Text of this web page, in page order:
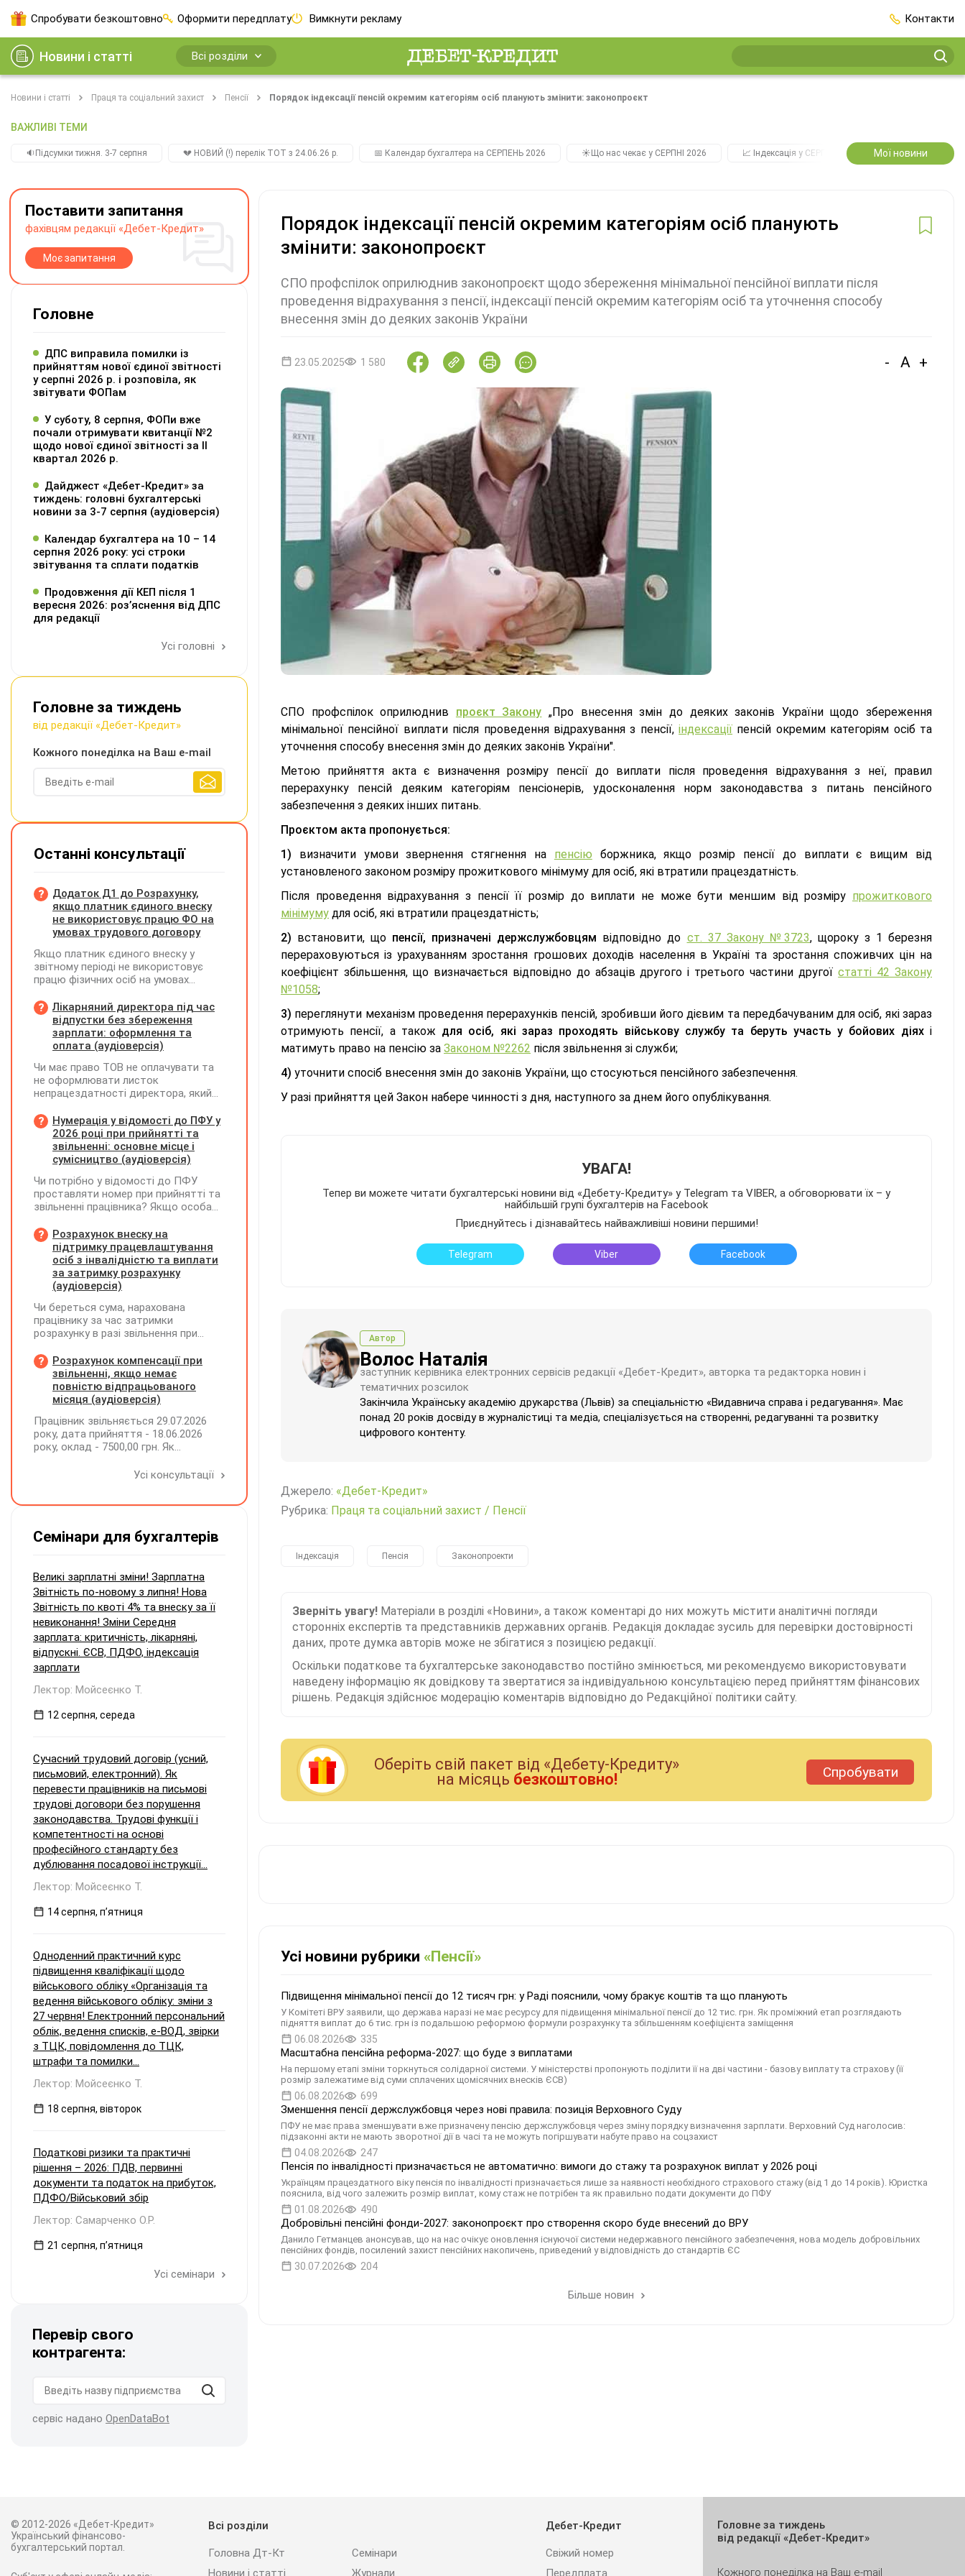
Спробувати безкоштовно Оформити передплату Вимкнути рекламу Контакти
Новини і статті Всі розділи
Новини і статті Праця та соціальний захист Пенсії Порядок індексації пенсій окремим категоріям осіб планують змінити: законопроєкт
ВАЖЛИВІ ТЕМИ
🔉Підсумки тижня. 3-7 серпня 💔 НОВИЙ (!) перелік ТОТ з 24.06.26 р. 📅 Календар бухгалтера на СЕРПЕНЬ 2026 ☀️Що нас чекає у СЕРПНІ 2026 📈 Індексація у СЕРПНІ 2️⃣0️⃣2️⃣7️⃣ Усі ключові
Мої новини
Порядок індексації пенсій окремим категоріям осіб планують
змінити: законопроєкт
СПО профспілок оприлюднив законопроєкт щодо збереження мінімальної пенсійної виплати після
проведення відрахування з пенсії, індексації пенсій окремим категоріям осіб та уточнення способу
внесення змін до деяких законів України
23.05.2025 1 580 - A +
СПО профспілок оприлюднив проєкт Закону „Про внесення змін до деяких законів України щодо збереження
мінімальної пенсійної виплати після проведення відрахування з пенсії,індексації пенсій окремим категоріям осіб та
уточнення способу внесення змін до деяких законів України".
Метою прийняття акта є визначення розміру пенсії до виплати після проведення відрахування з неї, правил
перерахунку пенсій деяким категоріям пенсіонерів, удосконалення норм законодавства з питань пенсійного
забезпечення з деяких інших питань.
Проєктом акта пропонується:
1) визначити умови звернення стягнення на пенсію боржника, якщо розмір пенсії до виплати є вищим від
установленого законом розміру прожиткового мінімуму для осіб, які втратили працездатність.
Після проведення відрахування з пенсії її розмір до виплати не може бути меншим від розміру прожиткового
мінімуму для осіб, які втратили працездатність;
2) встановити, що пенсії, призначені держслужбовцям відповідно до ст. 37 Закону №3723, щороку з 1 березня
перераховуються із урахуванням зростання грошових доходів населення в Україні та зростання споживчих цін на
коефіцієнт збільшення, що визначається відповідно до абзаців другого і третього частини другоїстатті 42 Закону
№1058;
3) переглянути механізм проведення перерахунків пенсій, зробивши його дієвим та передбачуваним для осіб, які зараз
отримують пенсії, а також для осіб, які зараз проходять військову службу та беруть участь у бойових діяхі
матимуть право на пенсію за Законом №2262 після звільнення зі служби;
4) уточнити спосіб внесення змін до законів України, що стосуються пенсійного забезпечення.
У разі прийняття цей Закон набере чинності з дня, наступного за днем його опублікування.
УВАГА!
Тепер ви можете читати бухгалтерські новини від «Дебету-Кредиту» у Telegram та VIBER, а обговорювати їх – у
найбільшій групі бухгалтерів на Facebook
Приєднуйтесь і дізнавайтесь найважливіші новини першими!
Telegram Viber Facebook
Автор
Волос Наталія
заступник керівника електронних сервісів редакції «Дебет-Кредит», авторка та редакторка новин і
тематичних розсилок
Закінчила Українську академію друкарства (Львів) за спеціальністю «Видавнича справа і редагування». Має
понад 20 років досвіду в журналістиці та медіа, спеціалізується на створенні, редагуванні та розвитку
цифрового контенту.
Джерело: «Дебет-Кредит»
Рубрика: Праця та соціальний захист / Пенсії
Індексація Пенсія Законопроекти
Зверніть увагу! Матеріали в розділі «Новини», а також коментарі до них можуть містити аналітичні погляди
сторонніх експертів та представників державних органів. Редакція докладає зусиль для перевірки достовірності
даних, проте думка авторів може не збігатися з позицією редакції.
Оскільки податкове та бухгалтерське законодавство постійно змінюється, ми рекомендуємо використовувати
наведену інформацію як довідкову та звертатися за індивідуальною консультацією перед прийняттям фінансових
рішень. Редакція здійснює модерацію коментарів відповідно до Редакційної політики сайту.
Оберiть свiй пакет вiд «Дебету-Кредиту»
на мiсяць безкоштовно! Спробувати
Усі новини рубрики «Пенсії»
Підвищення мінімальної пенсії до 12 тисяч грн: у Раді пояснили, чому бракує коштів та що планують
У Комітеті ВРУ заявили, що держава наразі не має ресурсу для підвищення мінімальної пенсії до 12 тис. грн. Як проміжний етап розглядають
підняття виплат до 6 тис. грн із подальшою реформою формули розрахунку та збільшенням коефіцієнта заміщення
06.08.2026 335
Масштабна пенсійна реформа-2027: що буде з виплатами
На першому етапі зміни торкнуться солідарної системи. У міністерстві пропонують поділити її на дві частини - базову виплату та страхову (її
розмір залежатиме від суми сплачених щомісячних внесків ЄСВ)
06.08.2026 699
Зменшення пенсії держслужбовця через нові правила: позиція Верховного Суду
ПФУ не має права зменшувати вже призначену пенсію держслужбовця через зміну порядку визначення зарплати. Верховний Суд наголосив:
підзаконні акти не мають зворотної дії в часі та не можуть погіршувати набуте право на соцзахист
04.08.2026 247
Пенсія по інвалідності призначається не автоматично: вимоги до стажу та розрахунок виплат у 2026 році
Українцям працездатного віку пенсія по інвалідності призначається лише за наявності необхідного страхового стажу (від 1 до 14 років). Юристка
пояснила, від чого залежить розмір виплат, кому стаж не потрібен та як правильно подати документи до ПФУ
01.08.2026 490
Добровільні пенсійні фонди-2027: законопроєкт про створення скоро буде внесений до ВРУ
Данило Гетманцев анонсував, що на нас очікує оновлення існуючої системи недержавного пенсійного забезпечення, нова модель добровільних
пенсійних фондів, посилений захист пенсійних накопичень, приведений у відповідність до стандартів ЄС
30.07.2026 204
Більше новин
Поставити запитання
фахівцям редакції «Дебет-Кредит»
Моє запитання
Головне
ДПС виправила помилки із
прийняттям нової єдиної звітності
у серпні 2026 р. і розповіла, як
звітувати ФОПам
У суботу, 8 серпня, ФОПи вже
почали отримувати квитанції №2
щодо нової єдиної звітності за ІІ
квартал 2026 р.
Дайджест «Дебет-Кредит» за
тиждень: головні бухгалтерські
новини за 3-7 серпня (аудіоверсія)
Календар бухгалтера на 10 – 14
серпня 2026 року: усі строки
звітування та сплати податків
Продовження дії КЕП після 1
вересня 2026: розʼяснення від ДПС
для редакції
Усі головні
Головне за тиждень
від редакції «Дебет-Кредит»
Кожного понеділка на Ваш e-mail
Останні консультації
Додаток Д1 до Розрахунку,
якщо платник єдиного внеску
не використовує працю ФО на
умовах трудового договору
Якщо платник єдиного внеску у
звітному періоді не використовує
працю фізичних осіб на умовах
на інших умовах, передбачених
законодавством, Додаток Д1/
Додаток ФІЗ-Д1 за відповідний
період не подається
Лікарняний директора під час
відпустки без збереження
зарплати: оформлення та
оплата (аудіоверсія)
Чи має право ТОВ не оплачувати та
не оформлювати листок
непрацездатності директора, який
збереження заробітної плати під час
призупинення діяльності
підприємства?
Нумерація у відомості до ПФУ у
2026 році при прийнятті та
звільненні: основне місце і
сумісництво (аудіоверсія)
Чи потрібно у відомості до ПФУ
проставляти номер при прийнятті та
звільненні працівника? Якщо особа
місцем роботи та за сумісництвом,
чи рахується це як два роботодавці?
Розрахунок внеску на
підтримку працевлаштування
осіб з інвалідністю та виплати
за затримку розрахунку
(аудіоверсія)
Чи береться сума, нарахована
працівнику за час затримки
розрахунку в разі звільнення при
заробітної плати (винагороди), для
розрахунку внеску на підтримку
працевлаштування осіб з
інвалідністю?
Розрахунок компенсації при
звільненні, якщо немає
повністю відпрацьованого
місяця (аудіоверсія)
Працівник звільняється 29.07.2026
року, дата прийняття - 18.06.2026
року, оклад - 7500,00 грн. Як
невикористаних днів відпустки при
Усі консультації
Семінари для бухгалтерів
Великі зарплатні зміни! Зарплатна
Звітність по-новому з липня! Нова
Звітність по квоті 4% та внеску за її
невиконання! Зміни Середня
зарплата: критичність, лікарняні,
відпускні. ЄСВ, ПДФО, індексація
зарплати
Лектор: Мойсеєнко Т.
12 серпня, середа
Сучасний трудовий договір (усний,
письмовий, електронний). Як
перевести працівників на письмові
трудові договори без порушення
законодавства. Трудові функції і
компетентності на основі
професійного стандарту без
дублювання посадової інструкції...
Лектор: Мойсеєнко Т.
14 серпня, пʼятниця
Одноденний практичний курс
підвищення кваліфікації щодо
військового обліку «Організація та
ведення військового обліку: зміни з
27 червня! Електронний персональний
облік, ведення списків, е-ВОД, звірки
з ТЦК, повідомлення до ТЦК,
штрафи та помилки...
Лектор: Мойсеєнко Т.
18 серпня, вівторок
Податкові ризики та практичні
рішення – 2026: ПДВ, первинні
документи та податок на прибуток,
ПДФО/Військовий збір
Лектор: Самарченко О.Р.
21 серпня, пʼятниця
Усі семінари
Перевір свого
контрагента:
сервіс надано OpenDataBot
© 2012-2026 «Дебет-Кредит»
Український фінансово-
бухгалтерський портал.
Всі розділи
Головна Дт-Кт
Новини і статті
Семінари
Журнали
Дебет-Кредит
Свіжий номер
Передплата
Головне за тиждень
від редакції «Дебет-Кредит»
Кожного понеділка на Ваш e-mail